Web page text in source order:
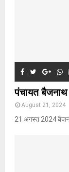
पंचायत बैजनाथ
August 21, 2024
21 अगस्त 2024